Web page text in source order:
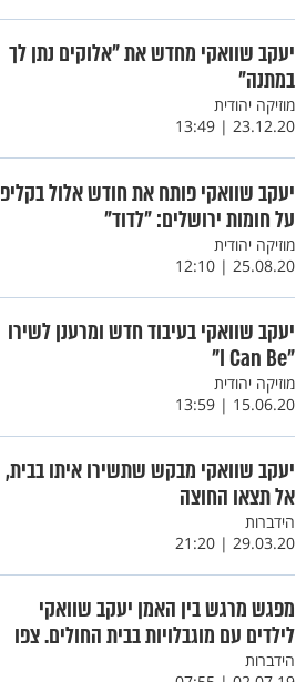
יעקב שוואקי מחדש את "אלוקים נתן לך
במתנה"
מוזיקה יהודית
23.12.20 | 13:49
יעקב שוואקי פותח את חודש אלול בקליפ
על חומות ירושלים: "לדוד"
מוזיקה יהודית
25.08.20 | 12:10
יעקב שוואקי בעיבוד חדש ומרענן לשירו
"I Can Be"
מוזיקה יהודית
15.06.20 | 13:59
יעקב שוואקי מבקש שתשירו איתו בבית,
אל תצאו החוצה
הידברות
29.03.20 | 21:20
מפגש מרגש בין האמן יעקב שוואקי
לילדים עם מוגבלויות בבית החולים. צפו
הידברות